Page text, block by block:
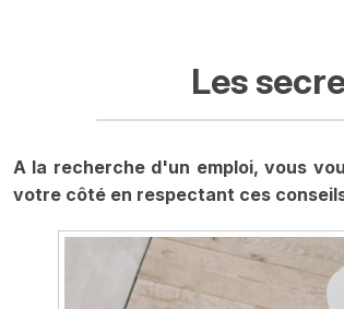
Les
A la recherche d'un emploi, vous
votre côté en respectant ces